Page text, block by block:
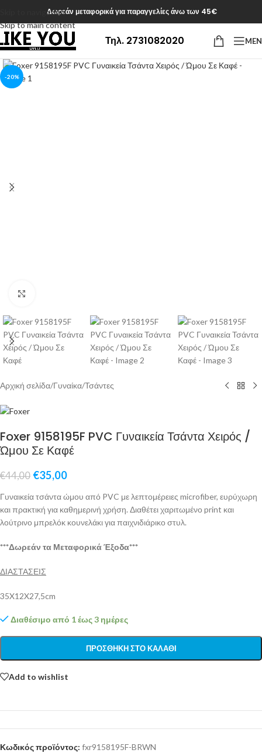
Skip to navigation
Skip to main content
Δωρεάν μεταφορικά για παραγγελίες άνω των 45€
Τηλ. 2731082020
-20%
Αρχική σελίδα/Γυναίκα/Τσάντες
Foxer 9158195F PVC Γυναικεία Τσάντα Χειρός /
Ώμου Σε Καφέ
€44,00 €35,00
Γυναικεία τσάντα ώμου από PVC με λεπτομέρειες microfiber, ευρύχωρη
και πρακτική για καθημερινή χρήση. Διαθέτει χαριτωμένο print και
λούτρινο μπρελόκ κουνελάκι για παιχνιδιάρικο στυλ.
***Δωρεάν τα Μεταφορικά Έξοδα***
ΔΙΑΣΤΑΣΕΙΣ
35X12X27,5cm
Διαθέσιμο από 1 έως 3 ημέρες
ΠΡΟΣΘΉΚΗ ΣΤΟ ΚΑΛΆΘΙ
Add to wishlist
Κωδικός προϊόντος: fxr9158195F-BRWN